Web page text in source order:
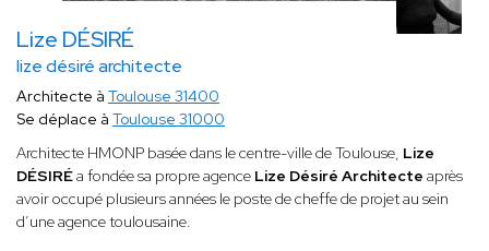
Lize DÉSIRÉ
lize désiré architecte
Architecte à Toulouse 31400
Se déplace à Toulouse 31000
Architecte HMONP basée dans le centre-ville de Toulouse, Lize
DÉSIRÉa fondée sa propre agence Lize Désiré Architecte après
avoir occupé plusieurs années le poste de cheffe de projet au sein
d’une agence toulousaine.